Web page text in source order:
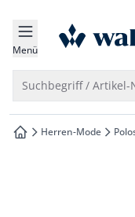
springen
springen
springen
springen
Menü
Suchbegriff / Artikel-
zur Startseite
Herren-Mode